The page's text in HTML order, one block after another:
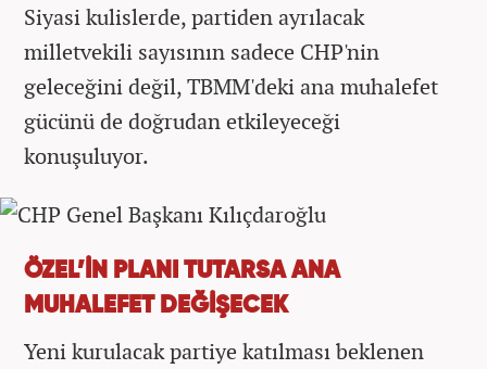
Siyasi kulislerde, partiden ayrılacak
milletvekili sayısının sadece CHP'nin
geleceğini değil, TBMM'deki ana muhalefet
gücünü de doğrudan etkileyeceği
konuşuluyor.
ÖZEL’İN PLANI TUTARSA ANA
MUHALEFET DEĞİŞECEK
Yeni kurulacak partiye katılması beklenen